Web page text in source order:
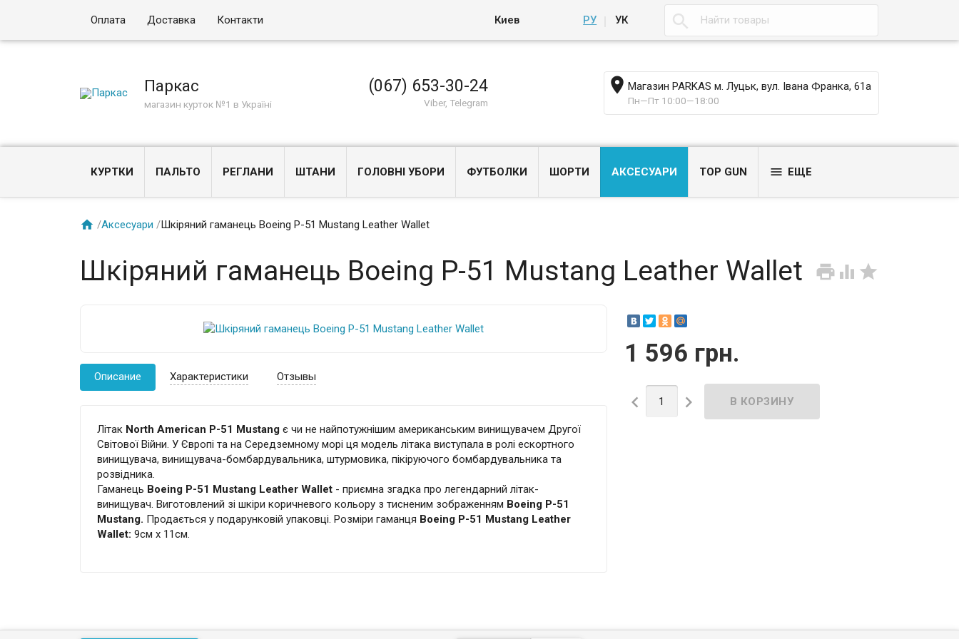
Киев РУ УК
Оплата Доставка Контакти 
Паркас
магазин курток №1 в Україні
(067) 653-30-24
Viber, Telegram
 Магазин PARKAS м. Луцьк, вул. Івана Франка, 61а
Пн—Пт 10:00—18:00
КУРТКИ ПАЛЬТО РЕГЛАНИ ШТАНИ ГОЛОВНІ УБОРИ ФУТБОЛКИ ШОРТИ АКСЕСУАРИ TOP GUN  ЕЩЕ
 /Аксесуари /Шкіряний гаманець Boeing P-51 Mustang Leather Wallet
  
Шкіряний гаманець Boeing P-51 Mustang Leather Wallet
1 596 грн.
 
Описание Характеристики Отзывы
Літак North American P-51 Mustangє чи не найпотужнішим американським винищувачем Другої
Світової Війни. У Європі та на Середземному морі ця модель літака виступала в ролі ескортного
винищувача, винищувача-бомбардувальника, штурмовика, пікіруючого бомбардувальника та
розвідника.
Гаманець Boeing P-51 Mustang Leather Wallet- приємна згадка про легендарний літак-
винищувач. Виготовлений зі шкіри коричневого кольору з тисненим зображенням Boeing P-51
Mustang. Продається у подарунковій упаковці. Розміри гаманця Boeing P-51 Mustang Leather
Wallet: 9см x 11см.